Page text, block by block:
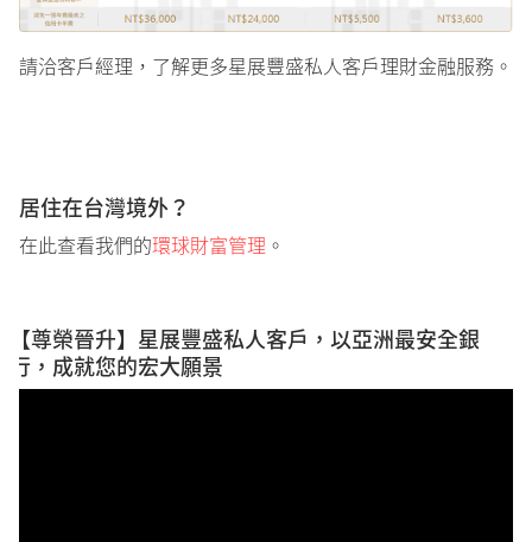
請洽客戶經理，了解更多星展豐盛私人客戶理財金融服務。​
居住在台灣境外？
在此查看我們的環球財富管理 。
【尊榮晉升】星展豐盛私人客戶，以亞洲最安全銀
行，成就您的宏大願景